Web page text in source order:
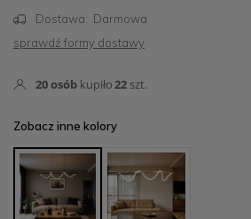
Dostawa: Darmowa
sprawdź formy dostawy
20osób kupiło22 szt.
Zobacz inne kolory